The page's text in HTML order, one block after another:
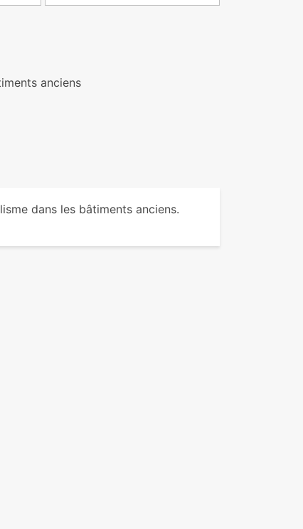
anciens
dans les bâtiments anciens.